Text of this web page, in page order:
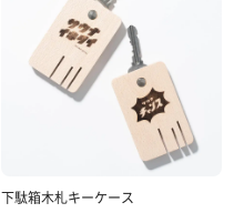
下駄箱木札キーケース